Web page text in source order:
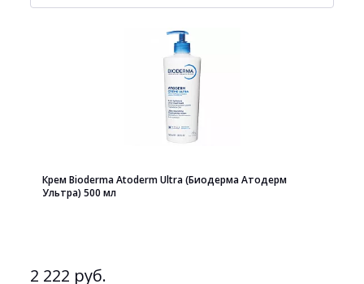
Крем Bioderma Atoderm Ultra (Биодерма Атодерм
Ультра) 500 мл
2 222 руб.